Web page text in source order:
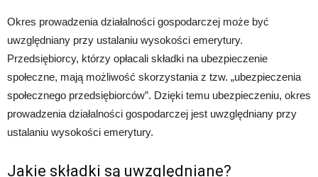
Okres prowadzenia działalności gospodarczej może być
uwzględniany przy ustalaniu wysokości emerytury.
Przedsiębiorcy, którzy opłacali składki na ubezpieczenie
społeczne, mają możliwość skorzystania z tzw. „ubezpieczenia
społecznego przedsiębiorców”. Dzięki temu ubezpieczeniu, okres
prowadzenia działalności gospodarczej jest uwzględniany przy
ustalaniu wysokości emerytury.
Jakie składki są uwzględniane?